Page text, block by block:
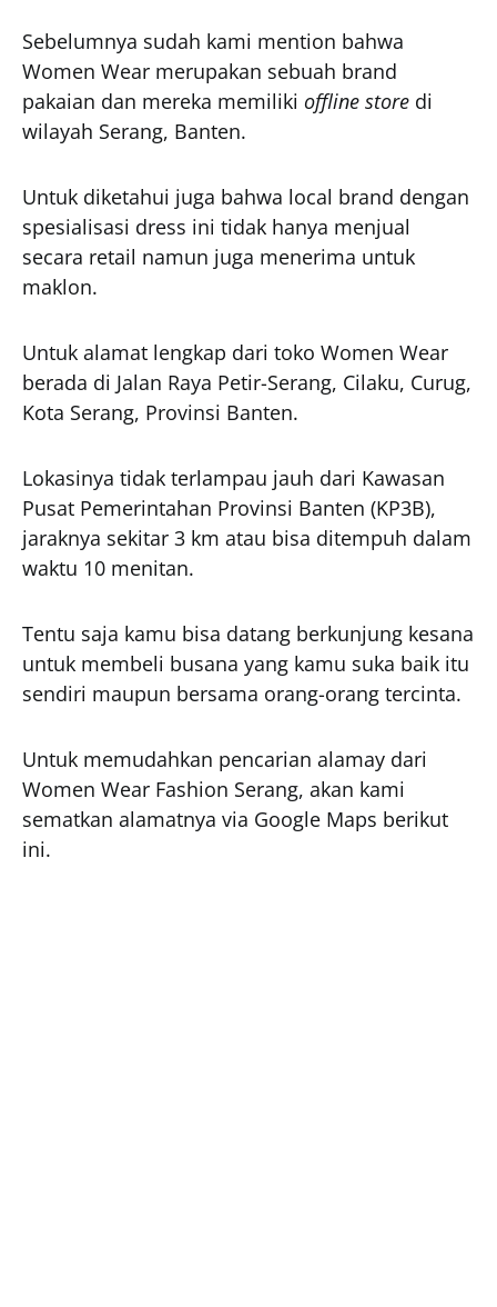
Sebelumnya sudah kami mention bahwa
Women Wear merupakan sebuah brand
pakaian dan mereka memiliki offline store di
wilayah Serang, Banten.
Untuk diketahui juga bahwa local brand dengan
spesialisasi dress ini tidak hanya menjual
secara retail namun juga menerima untuk
maklon.
Untuk alamat lengkap dari toko Women Wear
berada di Jalan Raya Petir-Serang, Cilaku, Curug,
Kota Serang, Provinsi Banten.
Lokasinya tidak terlampau jauh dari Kawasan
Pusat Pemerintahan Provinsi Banten (KP3B),
jaraknya sekitar 3 km atau bisa ditempuh dalam
waktu 10 menitan.
Tentu saja kamu bisa datang berkunjung kesana
untuk membeli busana yang kamu suka baik itu
sendiri maupun bersama orang-orang tercinta.
Untuk memudahkan pencarian alamay dari
Women Wear Fashion Serang, akan kami
sematkan alamatnya via Google Maps berikut
ini.